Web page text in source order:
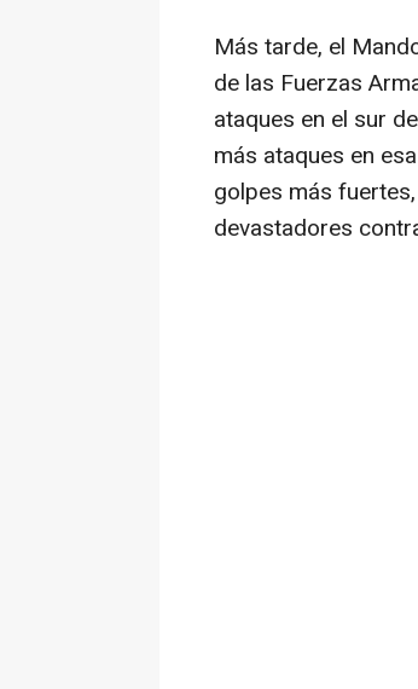
Más tarde, el
de las Fuerzas
ataques en el sur
más ataques en
golpes más
devastadores